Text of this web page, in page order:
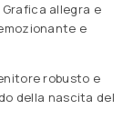
Grafica allegra e
e
robusto e
della nascita del